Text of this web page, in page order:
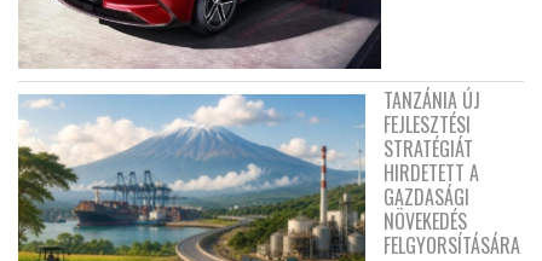
TANZÁNIA ÚJ
FEJLESZTÉSI
STRATÉGIÁT
HIRDETETT A
GAZDASÁGI
NÖVEKEDÉS
FELGYORSÍTÁSÁRA